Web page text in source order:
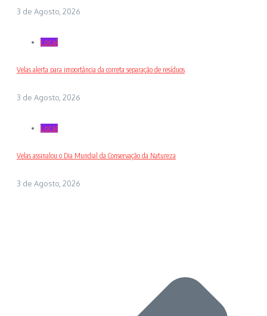
3 de Agosto, 2026
Local
Velas alerta para importância da correta separação de resíduos
3 de Agosto, 2026
Local
Velas assinalou o Dia Mundial da Conservação da Natureza
3 de Agosto, 2026